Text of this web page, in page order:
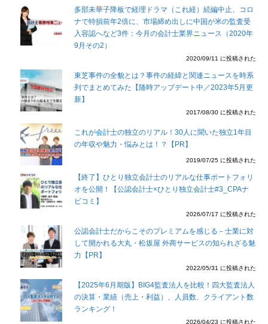
多部未華子降板で経理ドラマ（これ経）続編中止、コロ
ナで特損前年2倍に、市場締め出しに中国が米の監査受
入容認へなど3件：今月の会計士業界ニュース（2020年
9月その2）
2020/09/11 に投稿された
東芝事件の全貌とは？事件の経緯と関連ニュースを時系
列でまとめてみた【随時アップデート中／2023年5月更
新】
2017/08/30 に投稿された
これが会計士の独立のリアル！30人に聞いた独立1年目
の年収や魅力・悩みとは！？【PR】
2019/07/25 に投稿された
【終了】ひとり独立会計士のリアルな仕事ポートフォリ
オを公開！【公認会計士×ひとり独立会計士#3_CPAナ
ビコミ】
2026/07/17 に投稿された
公認会計士だからこそのプレミアムを感じる－士業に対
して開かれる大丸・松坂屋 外商サービスの知られざる魅
力【PR】
2022/05/31 に投稿された
【2025年6月期版】BIG4監査法人を比較！四大監査法人
の決算・業績（売上・利益）、人員数、クライアント数
ランキング！
2026/04/23 に投稿された